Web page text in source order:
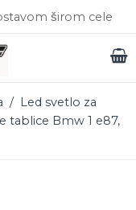
širom cele
/ Led svetlo za
tablice Bmw 1 e87,